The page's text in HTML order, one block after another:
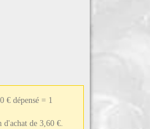
€ dépensé = 1
de 3,60 €.